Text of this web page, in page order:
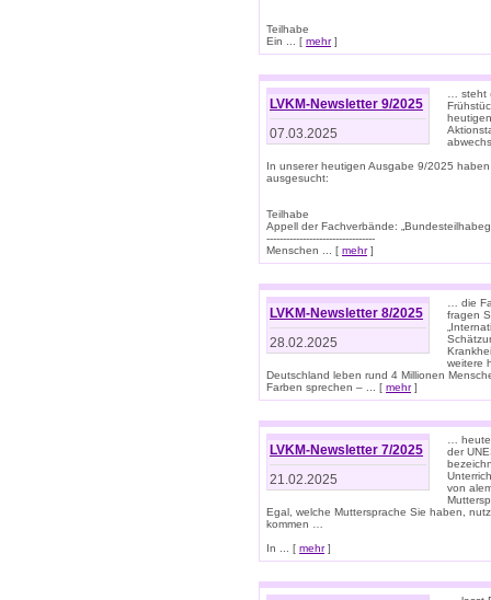
Teilhabe
Ein ... [ mehr]
LVKM-Newsletter 9/2025
07.03.2025
… steht
In unserer heutigen Ausgabe 9/2025
ausgesucht:
Teilhabe
Appell der Fachverbände:
---------------------------------
Menschen ... [ mehr]
LVKM-Newsletter 8/2025
28.02.2025
… die
fragen
weitere
Deutschland leben rund 4 Millionen
Farben sprechen – ... [ mehr]
LVKM-Newsletter 7/2025
21.02.2025
…
der
von
Egal, welche Muttersprache Sie haben,
kommen …
In ... [ mehr]